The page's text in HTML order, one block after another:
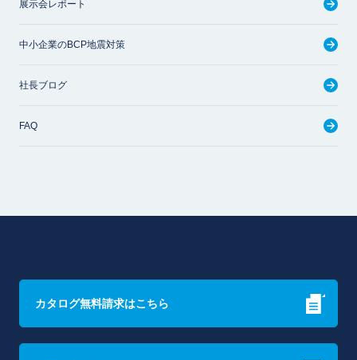
展示会レポート
中小企業のBCP地震対策
社長ブログ
FAQ
カタログ無料請求はこちら